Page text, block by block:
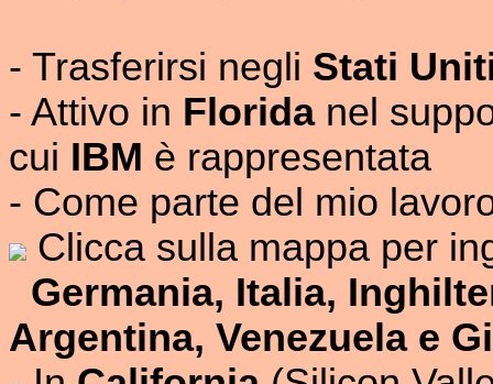
- Trasferirsi negli Stati
- Attivo in Floridanel
cui IBM è rappresentata
- Come parte del mio
Clicca sulla mappa per
Germania, Italia,
Argentina, Venezuela e